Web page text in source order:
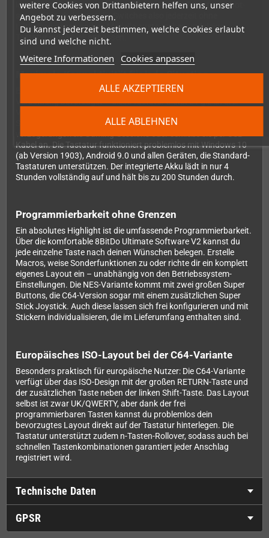
weitere Cookies von Drittanbietern helfen uns, unser
Angebot zu verbessern.
Du kannst jederzeit bestimmen, welche Cookies erlaubt
sind und welche nicht.
Weitere Informationen Cookies anpassen
ALLE ABLEHNEN
ALLE AKZEPTIEREN
legendären Brotkasten kennst. Das Beste: Die Tastatur ist hot-
swap-fähig, du kannst die Switches also jederzeit ohne
Lötkolben gegen andere Modelle austauschen und deine
Tastatur individuell anpassen.
Maximale Konnektivität für jede Situation
Egal ob du kabellos arbeiten möchtest oder eine stabile
Verbindung bevorzugst – diese Tastatur bietet dir gleich drei
Setup-Optik, den mitgelieferten 2.4G-Empfänger für
verzögerungsfreie Gaming-Sessions oder schließe sie per USB-
Kabel an. Die Tastatur funktioniert problemlos mit Windows 10
(ab Version 1903), Android 9.0 und allen Geräten, die Standard-
Tastaturen unterstützen. Der integrierte Akku lädt in nur 4
Stunden vollständig auf und hält bis zu 200 Stunden durch.
Programmierbarkeit ohne Grenzen
Ein absolutes Highlight ist die umfassende Programmierbarkeit.
Über die komfortable 8BitDo Ultimate Software V2 kannst du
jede einzelne Taste nach deinen Wünschen belegen. Erstelle
Macros, weise Sonderfunktionen zu oder richte dir ein komplett
eigenes Layout ein – unabhängig von den Betriebssystem-
Einstellungen. Die NES-Variante kommt mit zwei großen Super
Buttons, die C64-Version sogar mit einem zusätzlichen Super
Stick Joystick. Auch diese lassen sich frei konfigurieren und mit
Stickern individualisieren, die im Lieferumfang enthalten sind.
Europäisches ISO-Layout bei der C64-Variante
Besonders praktisch für europäische Nutzer: Die C64-Variante
verfügt über das ISO-Design mit der großen RETURN-Taste und
der zusätzlichen Taste neben der linken Shift-Taste. Das Layout
selbst ist zwar UK/QWERTY, aber dank der frei
programmierbaren Tasten kannst du problemlos dein
bevorzugtes Layout direkt auf der Tastatur hinterlegen. Die
Tastatur unterstützt zudem n-Tasten-Rollover, sodass auch bei
schnellen Tastenkombinationen garantiert jeder Anschlag
registriert wird.
Technische Daten
GPSR